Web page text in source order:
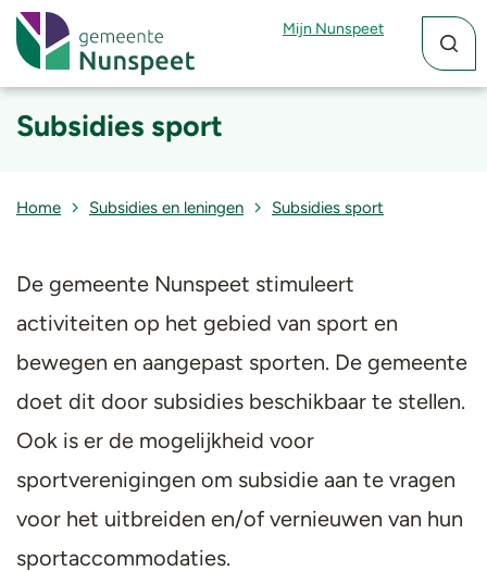
Mijn Nunspeet
Subsidies sport
Home Subsidies en leningen Subsidies sport
De gemeente Nunspeet stimuleert
activiteiten op het gebied van sport en
bewegen en aangepast sporten. De gemeente
doet dit door subsidies beschikbaar te stellen.
Ook is er de mogelijkheid voor
sportverenigingen om subsidie aan te vragen
voor het uitbreiden en/of vernieuwen van hun
sportaccommodaties.